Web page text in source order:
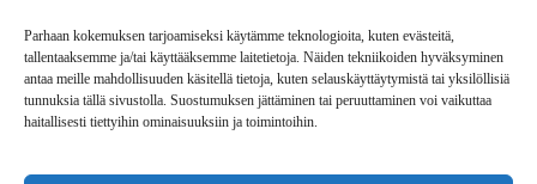
Parhaan kokemuksen tarjoamiseksi käytämme teknologioita, kuten evästeitä,
tallentaaksemme ja/tai käyttääksemme laitetietoja. Näiden tekniikoiden hyväksyminen
antaa meille mahdollisuuden käsitellä tietoja, kuten selauskäyttäytymistä tai yksilöllisiä
tunnuksia tällä sivustolla. Suostumuksen jättäminen tai peruuttaminen voi vaikuttaa
haitallisesti tiettyihin ominaisuuksiin ja toimintoihin.
Maksutavat
Vaihto ja palautus
Reklamaatiot
Tietoa